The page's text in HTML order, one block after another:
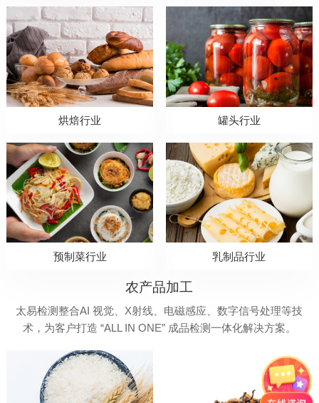
烘焙行业 罐头行业
预制菜行业 乳制品行业
农产品加工
太易检测整合AI 视觉、X射线、电磁感应、数字信号处理等技
术，为客户打造 “ALL IN ONE” 成品检测一体化解决方案。